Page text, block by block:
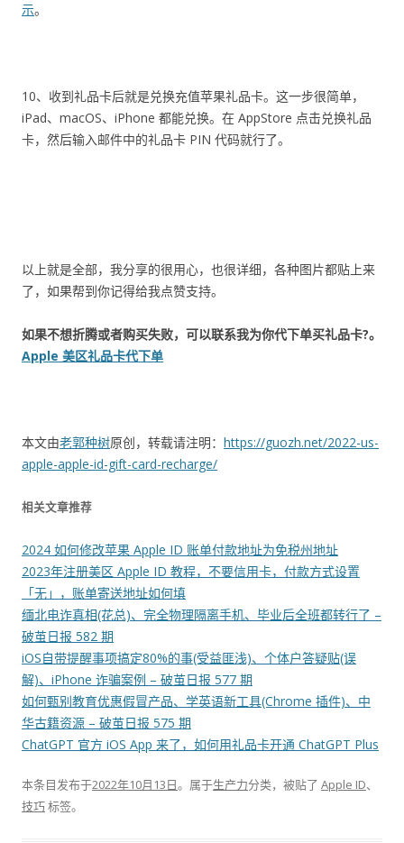
示。
10、收到礼品卡后就是兑换充值苹果礼品卡。这一步很简单，
iPad、macOS、iPhone 都能兑换。在 AppStore 点击兑换礼品
卡，然后输入邮件中的礼品卡 PIN 代码就行了。
以上就是全部，我分享的很用心，也很详细，各种图片都贴上来
了，如果帮到你记得给我点赞支持。
如果不想折腾或者购买失败，可以联系我为你代下单买礼品卡?。
Apple 美区礼品卡代下单
本文由老郭种树原创，转载请注明： https://guozh.net/2022-us-
apple-apple-id-gift-card-recharge/
相关文章推荐
2024 如何修改苹果 Apple ID 账单付款地址为免税州地址
2023年注册美区 Apple ID 教程，不要信用卡，付款方式设置
「无」，账单寄送地址如何填
缅北电诈真相(花总)、完全物理隔离手机、毕业后全班都转行了 –
破茧日报 582 期
iOS自带提醒事项搞定80%的事(受益匪浅)、个体户答疑贴(误
解)、iPhone 诈骗案例 – 破茧日报 577 期
如何甄别教育优惠假冒产品、学英语新工具(Chrome 插件)、中
华古籍资源 – 破茧日报 575 期
ChatGPT 官方 iOS App 来了，如何用礼品卡开通 ChatGPT Plus
本条目发布于2022年10月13日。属于生产力分类，被贴了 Apple ID、
技巧标签。